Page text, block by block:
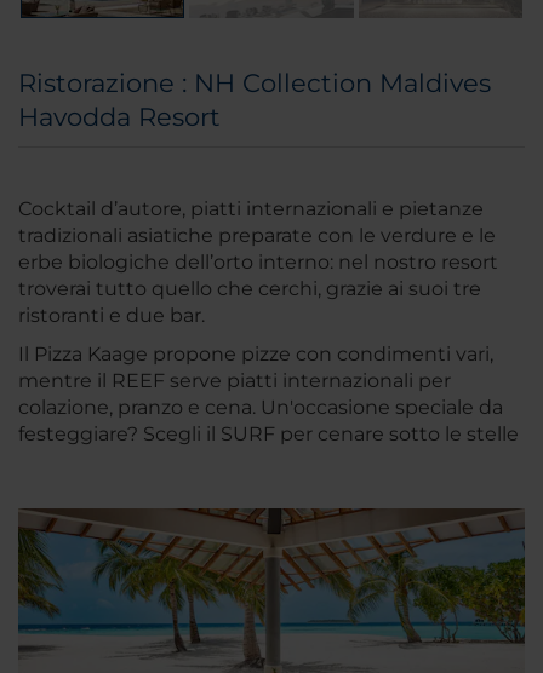
Ristorazione : NH Collection Maldives
Havodda Resort
Cocktail d’autore, piatti internazionali e pietanze
tradizionali asiatiche preparate con le verdure e le
erbe biologiche dell’orto interno: nel nostro resort
troverai tutto quello che cerchi, grazie ai suoi tre
ristoranti e due bar.
Il Pizza Kaage propone pizze con condimenti vari,
mentre il REEF serve piatti internazionali per
colazione, pranzo e cena. Un'occasione speciale da
festeggiare? Scegli il SURF per cenare sotto le stelle